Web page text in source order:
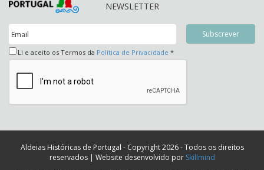
NEWSLETTER
Li e aceito os Termos da Política de Privacidade *
Aldeias Históricas de Portugal - Copyright 2026 - Todos os direitos
reservados | Website desenvolvido por Skillmind